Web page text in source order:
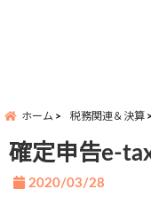
ホーム 税務関連＆決算
確定申告e-
2020/03/28